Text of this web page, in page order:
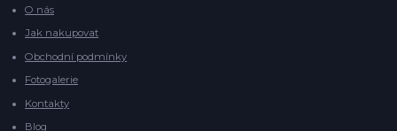
O nás
Jak nakupovat
Obchodní podmínky
Fotogalerie
Kontakty
Blog